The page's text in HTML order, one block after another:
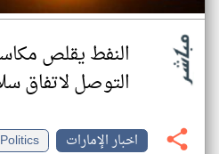
النفط يقلص
التوصل لاتفاق
اخبار الإمارات
Politics